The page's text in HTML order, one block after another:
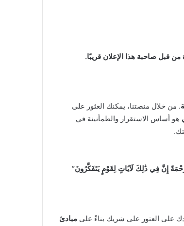
قبل صاحبة هذا الإعلان قريبًا.
. من خلال منصتنا، يمكنك العثور على
هو أساس الاستقرار والطمأنينة في
إِنَّ فِي ذَٰلِكَ لَآيَاتٍ لِقَوْمٍ يَتَفَكَّرُونَ”
مبادئ